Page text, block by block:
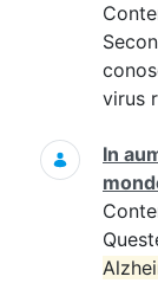
virus
In